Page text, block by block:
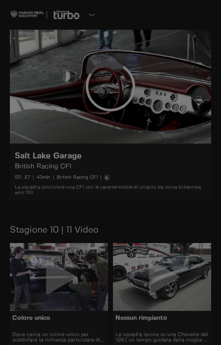
Salt Lake Garage
British Racing CF1
S11 : E7 43min British Racing CF1
La squadra costruisce una CF1 con le caratteristiche di un'auto da corsa britannica
anni '60.
Stagione 10 | 11 Video
Colore unico
Dave cerca un colore unico per
soddisfare la richiesta particolare di
Nessun rimpianto
La squadra lavora su una Chevelle del
1967, un tempo guidata dalla moglie di